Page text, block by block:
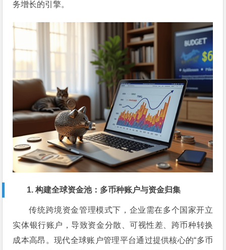
务增长的引擎。
1. 构建全球资金池：多币种账户与资金归集
传统跨境资金管理模式下，企业需在多个国家开立
实体银行账户，导致资金分散、可视性差、跨币种转换
成本高昂。现代全球账户管理平台通过提供核心的“多币